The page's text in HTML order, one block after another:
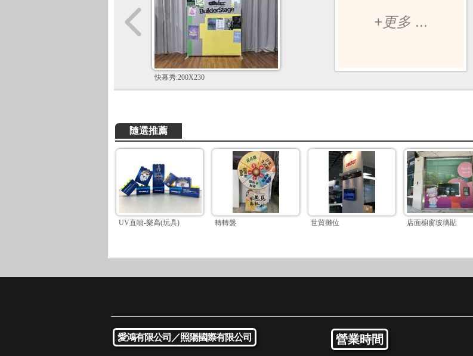
快幕秀:200X230
+更多 ...
隨選推薦
UV直噴-樂高(玩具) 轉轉盤 世貿攤位 店面櫥窗玻璃貼
愛鴻有限公司／照陽國際有限公司 營業時間